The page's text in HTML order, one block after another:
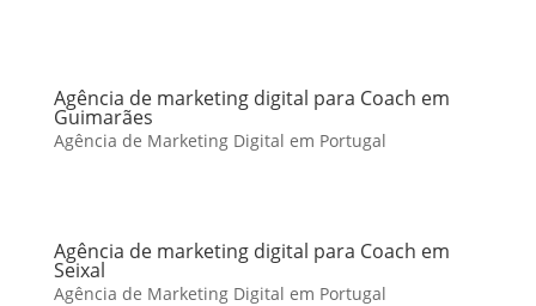
Agência de marketing digital para Coach em
Guimarães
Agência de Marketing Digital em Portugal
Agência de marketing digital para Coach em
Seixal
Agência de Marketing Digital em Portugal